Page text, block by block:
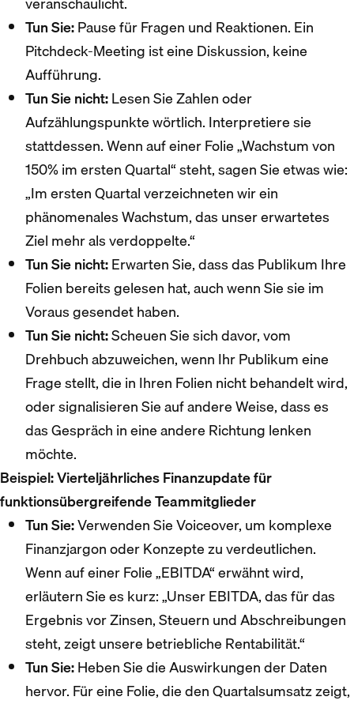
Tun Sie:Pause für Fragen und Reaktionen. Ein
Pitchdeck-Meeting ist eine Diskussion, keine
Aufführung.
Tun Sie nicht:Lesen Sie Zahlen oder
Aufzählungspunkte wörtlich. Interpretiere sie
stattdessen. Wenn auf einer Folie „Wachstum von
150% im ersten Quartal“ steht, sagen Sie etwas wie:
„Im ersten Quartal verzeichneten wir ein
phänomenales Wachstum, das unser erwartetes
Ziel mehr als verdoppelte.“
Tun Sie nicht:Erwarten Sie, dass das Publikum Ihre
Folien bereits gelesen hat, auch wenn Sie sie im
Voraus gesendet haben.
Tun Sie nicht:Scheuen Sie sich davor, vom
Drehbuch abzuweichen, wenn Ihr Publikum eine
Frage stellt, die in Ihren Folien nicht behandelt wird,
oder signalisieren Sie auf andere Weise, dass es
das Gespräch in eine andere Richtung lenken
möchte.
Beispiel:Vierteljährliches Finanzupdate für
funktionsübergreifende Teammitglieder
Tun Sie:Verwenden Sie Voiceover, um komplexe
Finanzjargon oder Konzepte zu verdeutlichen.
Wenn auf einer Folie „EBITDA“ erwähnt wird,
erläutern Sie es kurz: „Unser EBITDA, das für das
Ergebnis vor Zinsen, Steuern und Abschreibungen
steht, zeigt unsere betriebliche Rentabilität.“
Tun Sie:Heben Sie die Auswirkungen der Daten
hervor. Für eine Folie, die den Quartalsumsatz zeigt,